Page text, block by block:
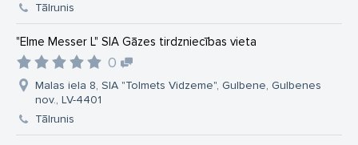
Tālrunis
"Elme Messer L" SIA Gāzes tirdzniecības vieta
0
Malas iela 8, SIA "Tolmets Vidzeme", Gulbene, Gulbenes
nov., LV-4401
Tālrunis